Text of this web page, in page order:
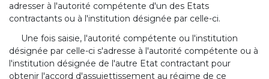
adresser à l'autorité compétente d'un des Etats
contractants ou à l'institution désignée par celle-ci.
Une fois saisie, l'autorité compétente ou l'institution
désignée par celle-ci s'adresse à l'autorité compétente ou à
l'institution désignée de l'autre Etat contractant pour
obtenir l'accord d'assujettissement au régime de ce